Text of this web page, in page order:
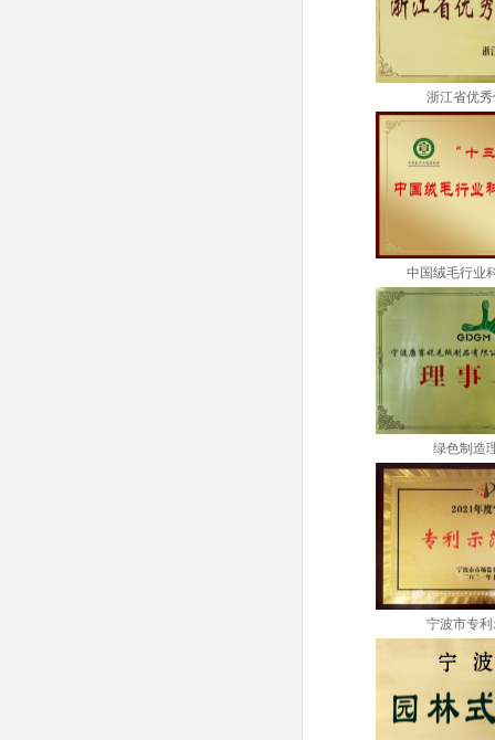
浙江省优
中国绒毛行业
绿色制造
宁波市专